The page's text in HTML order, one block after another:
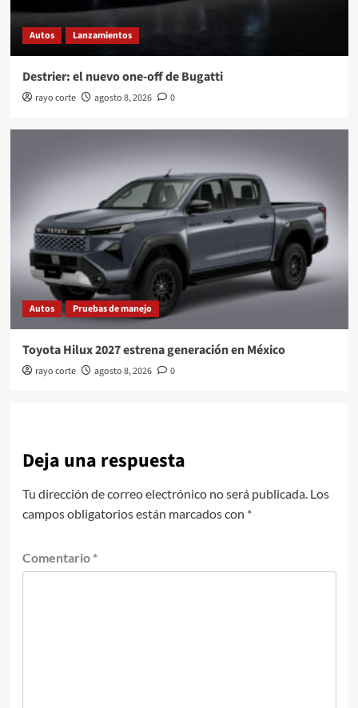
Autos Lanzamientos
Destrier: el nuevo one-off de Bugatti
rayo corte agosto 8, 2026 0
Autos Pruebas de manejo
Toyota Hilux 2027 estrena generación en México
rayo corte agosto 8, 2026 0
Deja una respuesta
Tu dirección de correo electrónico no será publicada. Los
campos obligatorios están marcados con *
Comentario *